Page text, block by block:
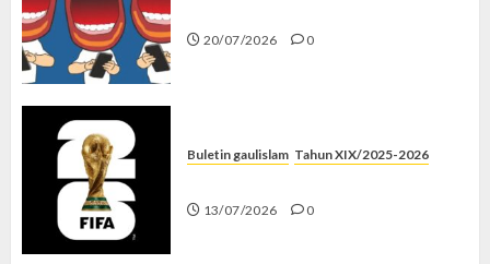
20/07/2026 0
Buletin gaulislam Tahun XIX/2025-2026
13/07/2026 0